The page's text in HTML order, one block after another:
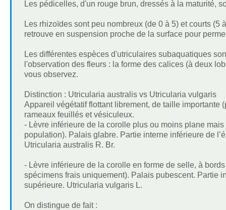
Les pédicelles, d'un rouge brun, dressés à la maturité,
Les rhizoïdes sont peu nombreux (de 0 à 5) et courts
retrouve en suspension proche de la surface pour
Les différentes espèces d'utriculaires subaquatiques
l'observation des fleurs : la forme des calices (à deux
vous observez.
Distinction : Utricularia australis vs Utricularia vulgaris
Appareil végétatif flottant librement, de taille importante
rameaux feuillés et vésiculeux.
- Lèvre inférieure de la corolle plus ou moins plane
population). Palais glabre. Partie interne inférieure de
Utricularia australis R. Br.
- Lèvre inférieure de la corolle en forme de selle, à
spécimens frais uniquement). Palais pubescent. Partie
supérieure. Utricularia vulgaris L.
On distingue de fait :